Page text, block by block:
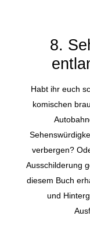
8.
Habt ihr euch
komischen
verbergen?
Ausschilderung
diesem Buch
und